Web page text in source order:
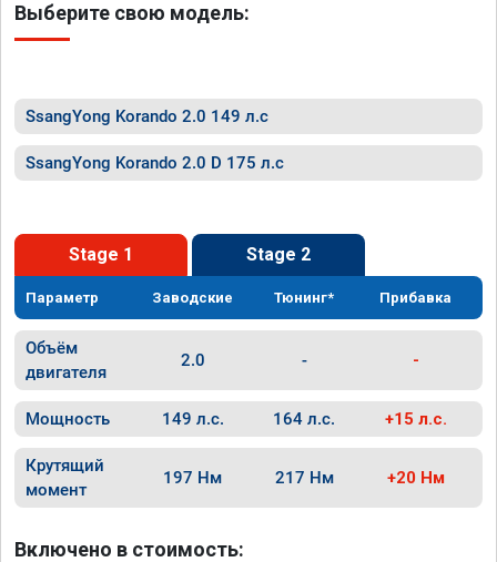
Выберите свою модель:
SsangYong Korando 2.0 149 л.с
SsangYong Korando 2.0 D 175 л.с
Stage 1 Stage 2
Параметр Заводские Тюнинг* Прибавка
Объём
двигателя
2.0 - -
Мощность 149 л.с. 164 л.с. +15 л.с.
Крутящий
момент
197 Нм 217 Нм +20 Нм
Включено в стоимость: